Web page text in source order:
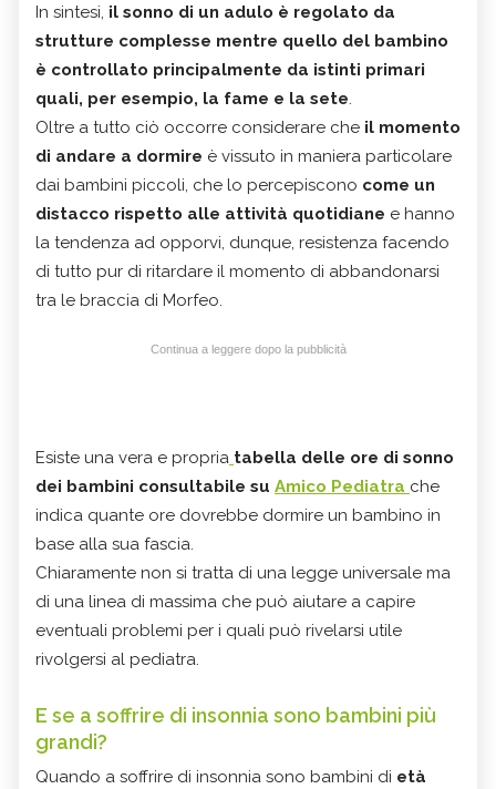
In sintesi, il sonno di un adulo è regolato da
strutture complesse mentre quello del bambino
è controllato principalmente da istinti primari
quali, per esempio, la fame e la sete.
Oltre a tutto ciò occorre considerare che il momento
di andare a dormire è vissuto in maniera particolare
dai bambini piccoli, che lo percepiscono come un
distacco rispetto alle attività quotidiane e hanno
la tendenza ad opporvi, dunque, resistenza facendo
di tutto pur di ritardare il momento di abbandonarsi
tra le braccia di Morfeo.
Continua a leggere dopo la pubblicità
Esiste una vera e propria tabella delle ore di sonno
dei bambini consultabile su Amico Pediatra che
indica quante ore dovrebbe dormire un bambino in
base alla sua fascia.
Chiaramente non si tratta di una legge universale ma
di una linea di massima che può aiutare a capire
eventuali problemi per i quali può rivelarsi utile
rivolgersi al pediatra.
E se a soffrire di insonnia sono bambini più
grandi?
Quando a soffrire di insonnia sono bambini di età